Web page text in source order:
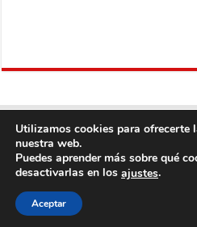
Copyright © 2013
Utilizamos cookies para ofrecerte
nuestra web.
Puedes aprender más sobre qué
desactivarlas en los ajustes.
Aceptar